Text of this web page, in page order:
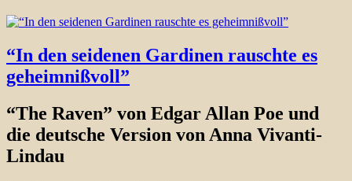
“In den seidenen Gardinen rauschte es
geheimnißvoll”
“The Raven” von Edgar Allan Poe und
die deutsche Version von Anna Vivanti-
Lindau